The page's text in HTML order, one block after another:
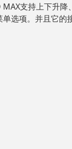
MAX支持上下升
选项。并且它的